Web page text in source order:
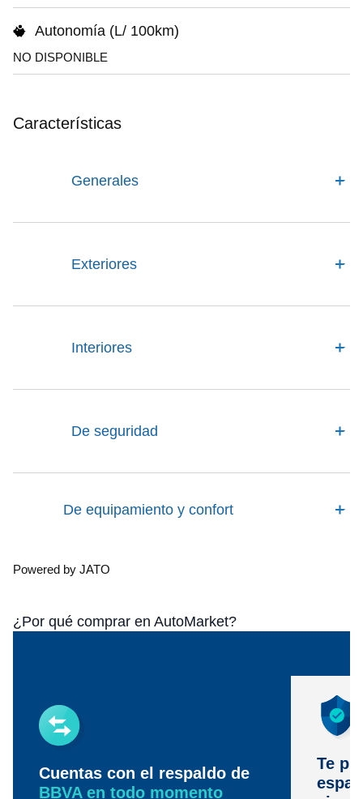
Autonomía (L/ 100km)
NO DISPONIBLE
Características
Generales
Exteriores
Interiores
De seguridad
De equipamiento y confort
Powered by JATO
¿Por qué comprar en AutoMarket?
Cuentas con el respaldo de
BBVA en todo momento
Te